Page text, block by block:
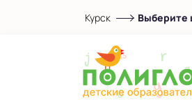
Курск Выберите
Выберите
Выбрать